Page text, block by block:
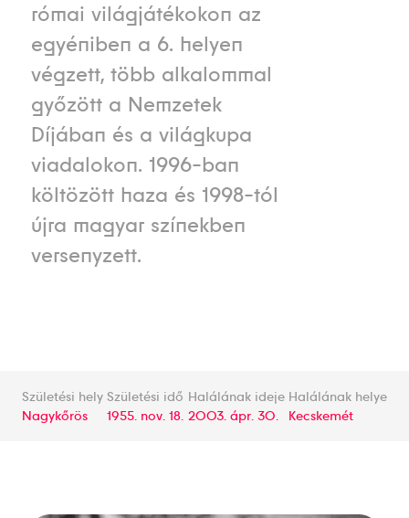
római világjátékokon az
egyéniben a 6. helyen
végzett, több alkalommal
győzött a Nemzetek
Díjában és a világkupa
viadalokon. 1996-ban
költözött haza és 1998-tól
újra magyar színekben
versenyzett.
Születési hely
Nagykőrös
Születési idő
1955. nov. 18.
Halálának ideje
2003. ápr. 30.
Halálának helye
Kecskemét